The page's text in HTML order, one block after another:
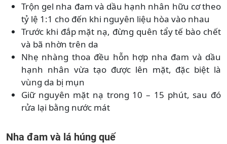
Trộn gel nha đam và dầu hạnh nhân hữu cơ theo
tỷ lệ 1:1 cho đến khi nguyên liệu hòa vào nhau
Trước khi đắp mặt nạ, đừng quên tẩy tế bào chết
và bã nhờn trên da
Nhẹ nhàng thoa đều hỗn hợp nha đam và dầu
hạnh nhân vừa tạo được lên mặt, đặc biệt là
vùng da bị mụn
Giữ nguyên mặt nạ trong 10 – 15 phút, sau đó
rửa lại bằng nước mát
Nha đam và lá húng quế